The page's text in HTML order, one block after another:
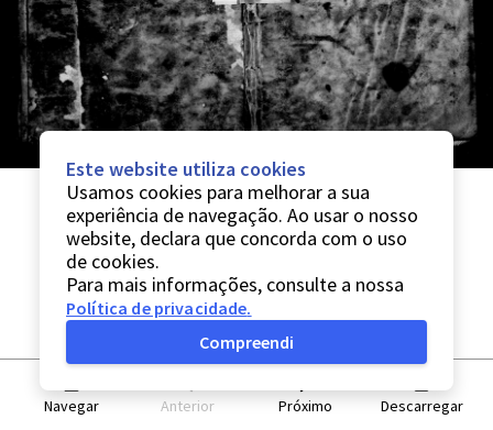
Navegar Anterior Próximo Descarregar
Este website utiliza cookies
Usamos cookies para melhorar a sua
experiência de navegação. Ao usar o nosso
website, declara que concorda com o uso
de cookies.
Para mais informações, consulte a nossa
Política de privacidade.
Compreendi